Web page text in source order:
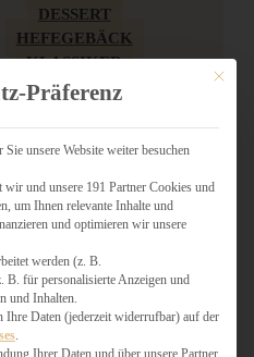
DESSERT
HEFEGEBÄCK
KLASSIKER
KUCHEN
AMERICAN BAKERY
ZU OSTERN
SCHOKOLADIGES
HAUPTGERICHT
KLEINGEBÄCK
TÖRTCHEN
VEGAN SÜSS
ZIMTLIEBE
Mit
Präferenz
unsere Website weiter besuchen
und unsere 191 Partner Cookies und
um Ihnen relevante Inhalte und
und optimieren wir unsere
werden (z. B.
B. für personalisierte Anzeigen und
und Inhalten.
Ihre Daten (jederzeit widerrufbar) auf der
Ihrer Daten und über unsere Partner